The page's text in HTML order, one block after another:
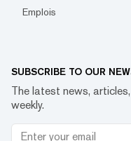
Emplois
SUBSCRIBE TO OUR
The latest news,
weekly.